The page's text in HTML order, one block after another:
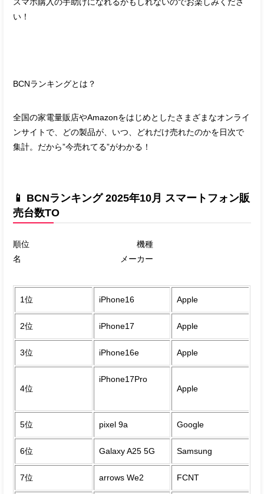
スマホ購入の手助けになれるかもしれないのでお楽しみくださ
い！
BCNランキングとは？
全国の家電量販店やAmazonをはじめとしたさまざまなオンライ
ンサイトで、どの製品が、いつ、どれだけ売れたのかを日次で
集計。だから”今売れてる”がわかる！
📱 BCNランキング 2025年10月 スマートフォン販
売台数TO
順位 機種
名 メーカー
1位 iPhone16 Apple
2位 iPhone17 Apple
3位 iPhone16e Apple
4位
iPhone17Pro
Apple
5位 pixel 9a Google
6位 Galaxy A25 5G Samsung
7位 arrows We2 FCNT